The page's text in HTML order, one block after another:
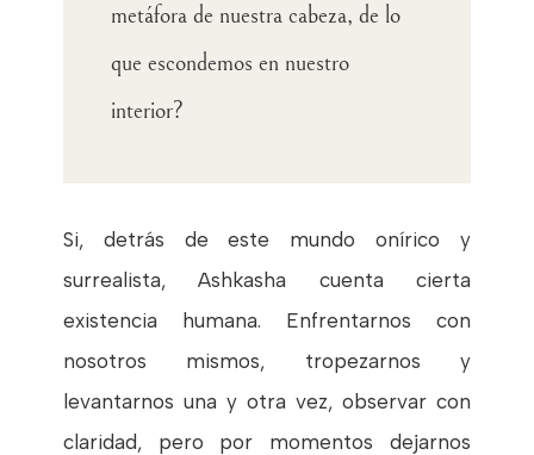
metáfora de nuestra cabeza, de lo
que escondemos en nuestro
interior?
Si, detrás de este mundo onírico y
surrealista, Ashkasha cuenta cierta
existencia humana. Enfrentarnos con
nosotros mismos, tropezarnos y
levantarnos una y otra vez, observar con
claridad, pero por momentos dejarnos